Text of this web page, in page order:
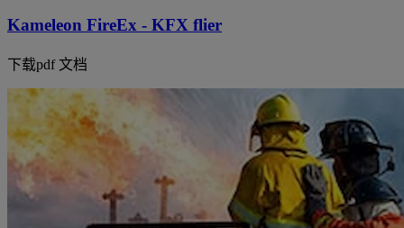
Kameleon FireEx - KFX flier
下载pdf 文档